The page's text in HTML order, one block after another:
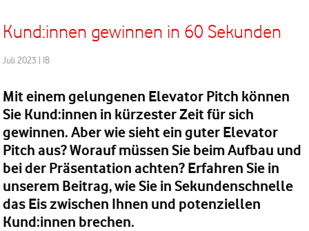
Kund:innen gewinnen in 60 Sekunden
Juli 2023 | IB
Mit einem gelungenen Elevator Pitch können
Sie Kund:innen in kürzester Zeit für sich
gewinnen. Aber wie sieht ein guter Elevator
Pitch aus? Worauf müssen Sie beim Aufbau und
bei der Präsentation achten? Erfahren Sie in
unserem Beitrag, wie Sie in Sekundenschnelle
das Eis zwischen Ihnen und potenziellen
Kund:innen brechen.